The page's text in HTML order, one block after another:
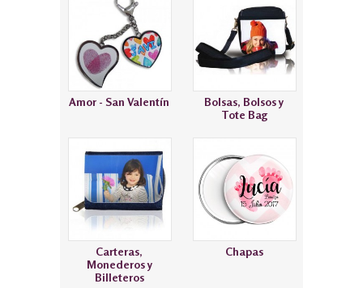
Amor - San Valentín
Bolsas, Bolsos y
Tote Bag
Carteras,
Monederos y
Billeteros
Chapas